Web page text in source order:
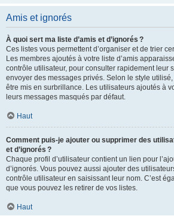
Amis et ignorés
À quoi sert ma liste d’amis et d’ignorés ?
Ces listes vous permettent d’organiser et de trier
Les membres ajoutés à votre liste d’amis
contrôle utilisateur, pour consulter rapidement leur
envoyer des messages privés. Selon le style
être mis en surbrillance. Les utilisateurs ajoutés à
leurs messages masqués par défaut.
Haut
Comment puis-je ajouter ou supprimer des
et d’ignorés ?
Chaque profil d’utilisateur contient un lien pour
d’ignorés. Vous pouvez aussi ajouter des
contrôle utilisateur en saisissant leur nom. C’est
que vous pouvez les retirer de vos listes.
Haut